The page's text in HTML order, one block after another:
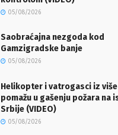
05/08/2026
Saobraćajna nezgoda kod
Gamzigradske banje
05/08/2026
Helikopter i vatrogasci iz
pomažu u gašenju požara na
Srbije (VIDEO)
05/08/2026